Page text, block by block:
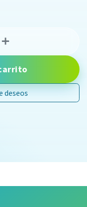
deseos